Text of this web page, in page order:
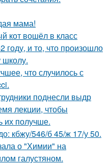
мама!
кот вошёл в класс
и то, что произошло
школу.
что случилось с
поднесли выдр
лекции, чтобы
их получше.
кбжу/546/б 45/ж 17/у 50.
о "Химии" на
галустяном.